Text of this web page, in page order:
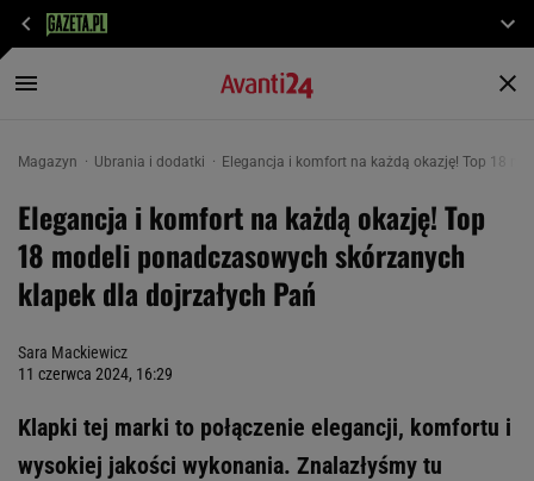
Magazyn Ubrania i dodatki Elegancja i komfort na każdą okazję! Top 18
Elegancja i komfort na każdą okazję! Top
18 modeli ponadczasowych skórzanych
klapek dla dojrzałych Pań
Sara Mackiewicz
11 czerwca 2024, 16:29
Klapki tej marki to połączenie elegancji, komfortu i
wysokiej jakości wykonania. Znalazłyśmy tu